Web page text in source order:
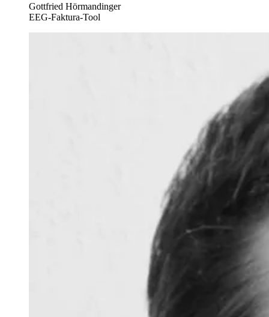
Gottfried Hörmandinger
EEG-Faktura-Tool